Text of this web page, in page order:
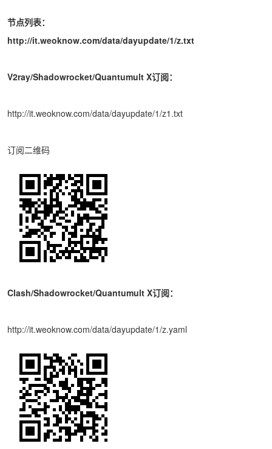
节点列表：
http://it.weoknow.com/data/dayupdate/1/z.txt
V2ray/Shadowrocket/Quantumult X订阅：
http://it.weoknow.com/data/dayupdate/1/z1.txt
订阅二维码
Clash/Shadowrocket/Quantumult X订阅：
http://it.weoknow.com/data/dayupdate/1/z.yaml